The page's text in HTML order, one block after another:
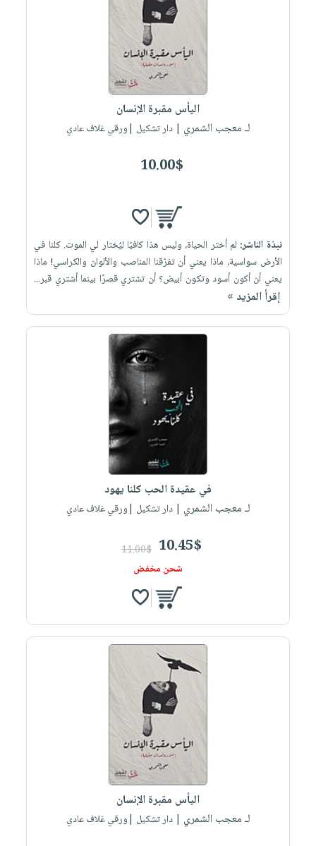
اليأس مقبرة الإنسان
لـ معجب الشمري | دار تشكيل |ورقي غلاف عادي
10.00$
نبذة الناشر: لم أختر الحياة، وليس هذا كافيًا ليُختار لي الموت. كلنا في
الأرض سواسية، ماذا يعني أن تفرّقنا المناصب والألوان والكراسي! ماذا
يعني أن أكون أسود وتكون أبيض؟ أن تشتري قصرًا بينما أشتري قبر...
إقرأ المزيد »
في عقيدة الحب كلنا يهود
لـ معجب الشمري | دار تشكيل |ورقي غلاف عادي
10.45$
11.00$
شحن مخفض
اليأس مقبرة الإنسان
لـ معجب الشمري | دار تشكيل |ورقي غلاف عادي